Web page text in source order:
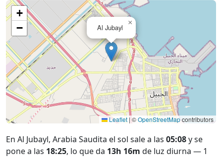
Al Jubayl
×
+
−
Leaflet | ©OpenStreetMapcontributors
En Al Jubayl, Arabia Saudita el sol sale a las 05:08y se
pone a las 18:25, lo que da 13h 16m de luz diurna — 1